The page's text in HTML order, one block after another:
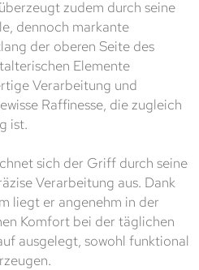
zudem durch seine
dennoch markante
der oberen Seite des
Elemente
Verarbeitung und
Raffinesse, die zugleich
ist.
sich der Griff durch seine
Verarbeitung aus. Dank
liegt er angenehm in der
Komfort bei der täglichen
ausgelegt, sowohl funktional